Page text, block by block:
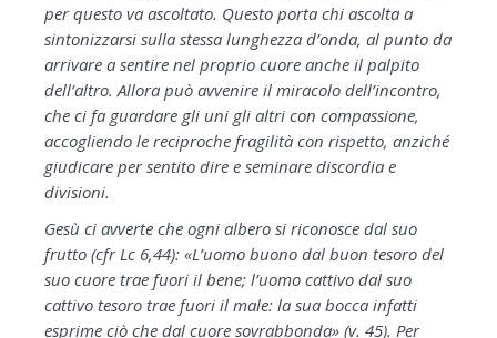
per questo va ascoltato. Questo porta chi ascolta a
sintonizzarsi sulla stessa lunghezza d’onda, al punto da
arrivare a sentire nel proprio cuore anche il palpito
dell’altro. Allora può avvenire il miracolo dell’incontro,
che ci fa guardare gli uni gli altri con compassione,
accogliendo le reciproche fragilità con rispetto, anziché
giudicare per sentito dire e seminare discordia e
divisioni.
Gesù ci avverte che ogni albero si riconosce dal suo
frutto (cfr Lc 6,44): «L’uomo buono dal buon tesoro del
suo cuore trae fuori il bene; l’uomo cattivo dal suo
cattivo tesoro trae fuori il male: la sua bocca infatti
esprime ciò che dal cuore sovrabbonda» (v. 45). Per